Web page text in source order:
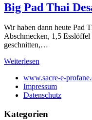
Big Pad Thai
Wir haben dann heute Pad
Abschmecken, 1,5
geschnitten,…
Weiterlesen
www.sacre-e-
Impressum
Datenschutz
Kategorien